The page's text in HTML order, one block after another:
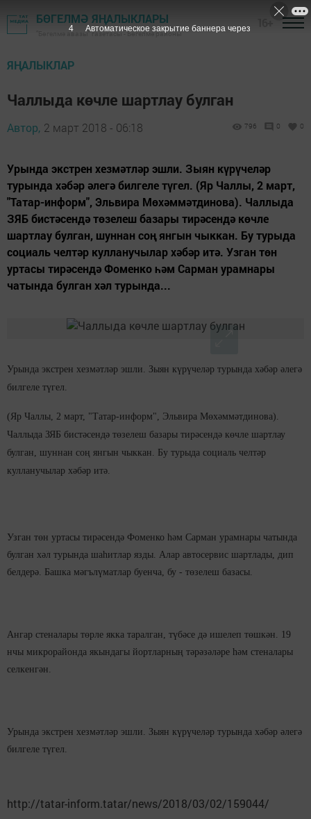
БӨГЕЛМӘ ЯҢАЛЫКЛАРЫ
"Бөгелмә авазы" газетасы - Бөгелмә районы
ЯҢАЛЫКЛАР
Чаллыда көчле шартлау булган
Автор, 2 март 2018 - 06:18 796 0 0
Урында экстрен хезмәтләр эшли. Зыян күрүчеләр
турында хәбәр әлегә билгеле түгел. (Яр Чаллы, 2 март,
"Татар-информ", Эльвира Мөхәммәтдинова). Чаллыда
ЗЯБ бистәсендә төзелеш базары тирәсендә көчле
шартлау булган, шуннан соң янгын чыккан. Бу турыда
социаль челтәр кулланучылар хәбәр итә. Узган төн
уртасы тирәсендә Фоменко һәм Сарман урамнары
чатында булган хәл турында...
Урында экстрен хезмәтләр эшли. Зыян күрүчеләр турында хәбәр әлегә
билгеле түгел.
(Яр Чаллы, 2 март, "Татар-информ", Эльвира Мөхәммәтдинова).
Чаллыда ЗЯБ бистәсендә төзелеш базары тирәсендә көчле шартлау
булган, шуннан соң янгын чыккан. Бу турыда социаль челтәр
кулланучылар хәбәр итә.
Узган төн уртасы тирәсендә Фоменко һәм Сарман урамнары чатында
булган хәл турында шаһитлар язды. Алар автосервис шартлады, дип
белдерә. Башка мәгълүматлар буенча, бу - төзелеш базасы.
Ангар стеналары төрле якка таралган, түбәсе дә ишелеп төшкән. 19
нчы микрорайонда якындагы йортларның тәрәзәләре һәм стеналары
селкенгән.
Урында экстрен хезмәтләр эшли. Зыян күрүчеләр турында хәбәр әлегә
билгеле түгел.
http://tatar-inform.tatar/news/2018/03/02/159044/
3 Автоматическое закрытие баннера через